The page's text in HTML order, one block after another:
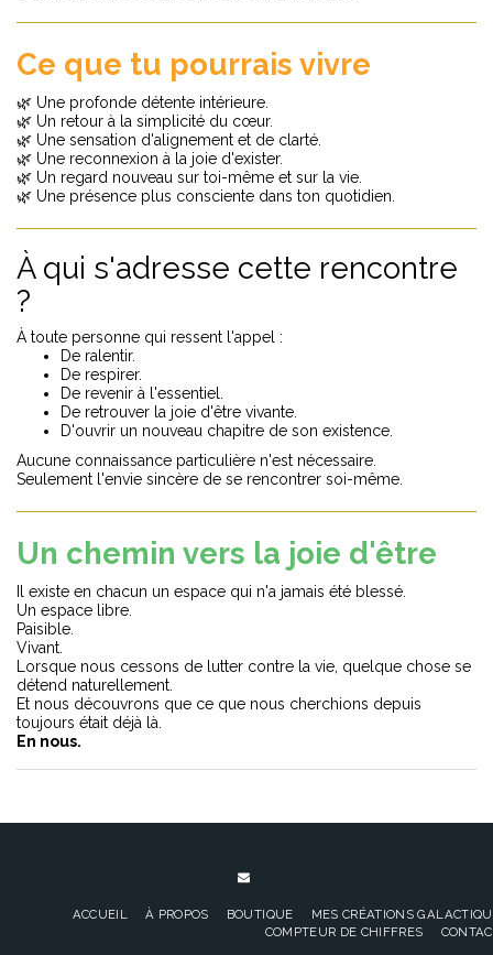
Ce que tu pourrais vivre
🌿 Une profonde détente intérieure.
🌿 Un retour à la simplicité du cœur.
🌿 Une sensation d'alignement et de clarté.
🌿 Une reconnexion à la joie d'exister.
🌿 Un regard nouveau sur toi-même et sur la vie.
🌿 Une présence plus consciente dans ton quotidien.
À qui s'adresse cette rencontre
?
À toute personne qui ressent l'appel :
De ralentir.
De respirer.
De revenir à l'essentiel.
De retrouver la joie d'être vivante.
D'ouvrir un nouveau chapitre de son existence.
Aucune connaissance particulière n'est nécessaire.
Seulement l'envie sincère de se rencontrer soi-même.
Un chemin vers la joie d'être
Il existe en chacun un espace qui n'a jamais été blessé.
Un espace libre.
Paisible.
Vivant.
Lorsque nous cessons de lutter contre la vie, quelque chose se
détend naturellement.
Et nous découvrons que ce que nous cherchions depuis
toujours était déjà là.
En nous.
ACCUEIL À PROPOS BOUTIQUE
MES CRÉATIONS
COMPTEUR DE CHIFFRES